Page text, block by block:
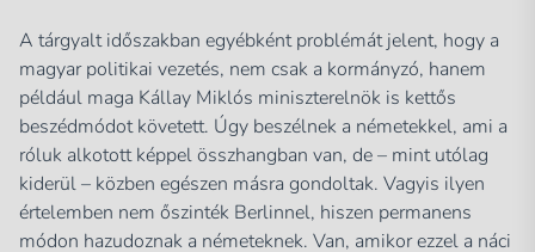
A tárgyalt időszakban egyébként problémát jelent, hogy a
magyar politikai vezetés, nem csak a kormányzó, hanem
például maga Kállay Miklós miniszterelnök is kettős
beszédmódot követett. Úgy beszélnek a németekkel, ami a
róluk alkotott képpel összhangban van, de – mint utólag
kiderül – közben egészen másra gondoltak. Vagyis ilyen
értelemben nem őszinték Berlinnel, hiszen permanens
módon hazudoznak a németeknek. Van, amikor ezzel a náci